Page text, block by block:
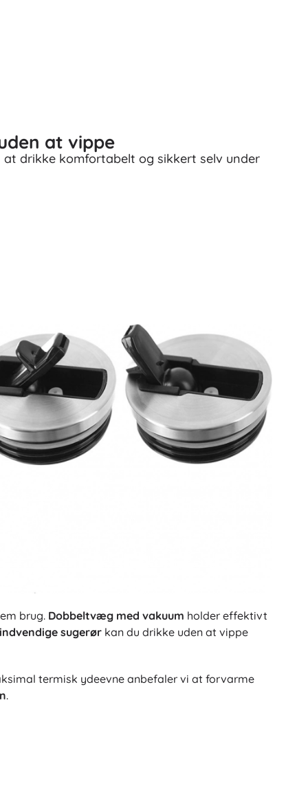
at vippe
drikke komfortabelt og sikkert selv under
brug. Dobbeltvæg med vakuum holder effektivt
sugerør kan du drikke uden at vippe
termisk ydeevne anbefaler vi at forvarme
.